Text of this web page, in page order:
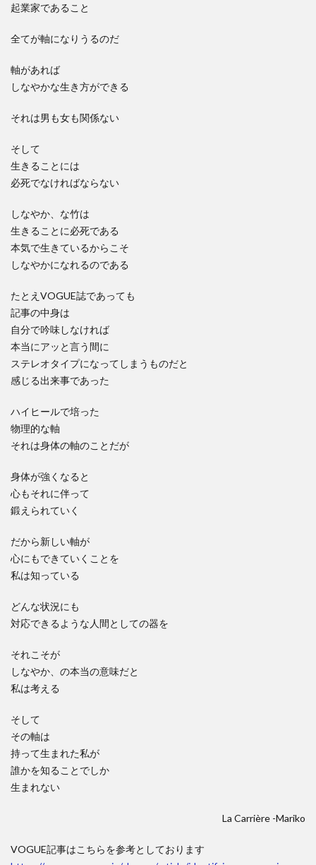
起業家であること
全てが軸になりうるのだ
軸があれば
しなやかな生き方ができる
それは男も女も関係ない
そして
生きることには
必死でなければならない
しなやか、な竹は
生きることに必死である
本気で生きているからこそ
しなやかになれるのである
たとえVOGUE誌であっても
記事の中身は
自分で吟味しなければ
本当にアッと言う間に
ステレオタイプになってしまうものだと
感じる出来事であった
ハイヒールで培った
物理的な軸
それは身体の軸のことだが
身体が強くなると
心もそれに伴って
鍛えられていく
だから新しい軸が
心にもできていくことを
私は知っている
どんな状況にも
対応できるような人間としての器を
それこそが
しなやか、の本当の意味だと
私は考える
そして
その軸は
持って生まれた私が
誰かを知ることでしか
生まれない
La Carrière -Mariko
VOGUE記事はこちらを参考としております